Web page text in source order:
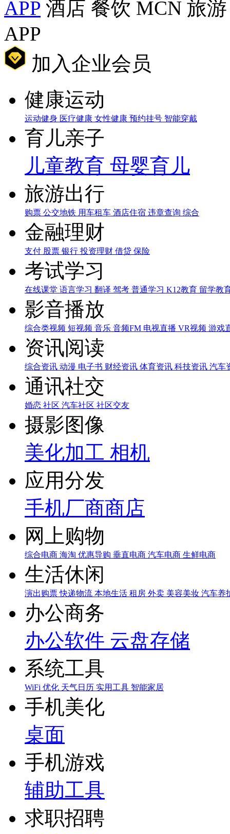
APP 酒店 餐饮 MCN 旅游
APP
加入企业会员
健康运动
运动健身 医疗健康 女性健康 预约挂号 智能穿戴
育儿亲子
儿童教育 母婴育儿
旅游出行
购票 公交地铁 用车租车 酒店住宿 违章查询 综合
金融理财
支付 股票 银行 投资理财 借贷 保险
考试学习
在线课堂 语言学习 翻译 驾考 普通学习 K12教育 留学教
影音播放
综合类视频 短视频 音乐 音频FM 电视直播 VR视频 游戏
资讯阅读
综合资讯 动漫 电子书 财经资讯 体育资讯 科技资讯 汽车
通讯社交
婚恋 社区 汽车社区 社区交友
摄影图像
美化加工 相机
应用分发
手机厂商商店
网上购物
综合电商 海淘 优惠导购 垂直电商 汽车电商 生鲜电商
生活休闲
演出购票 快递物流 本地生活 租房 外卖 美容美妆 汽车养
办公商务
办公软件 云盘存储
系统工具
WiFi 优化 天气日历 实用工具 智能家居
手机美化
桌面
手机游戏
辅助工具
求职招聘